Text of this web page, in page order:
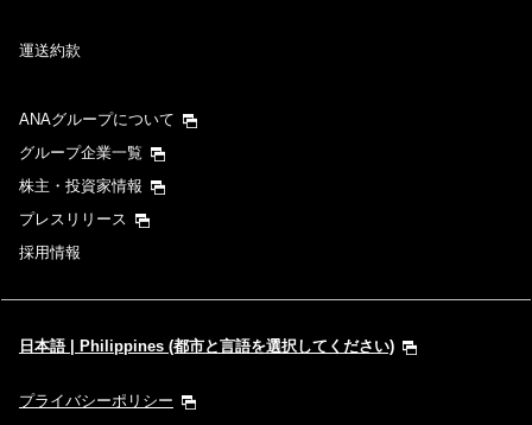
運送約款
ANAグループについて
グループ企業一覧
株主・投資家情報
プレスリリース
採用情報
日本語 | Philippines (都市と言語を選択してください)
プライバシーポリシー